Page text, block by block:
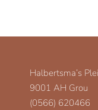
Halbertsma’s
9001 AH Grou
(0566) 620466